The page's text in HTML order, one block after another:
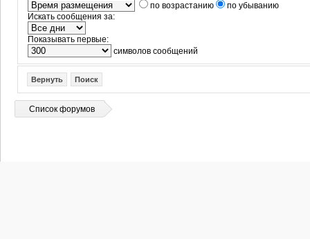
по возрастанию
по убыванию
Искать сообщения за:
Показывать первые:
символов сообщений
Список форумов